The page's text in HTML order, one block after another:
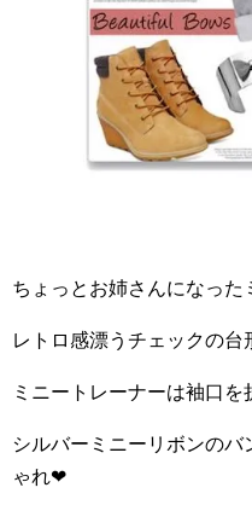
ちょっとお姉さんになった
レトロ感漂うチェックの台
ミニートレーナーは袖口を
シルバーミニーリボンの
ゃれ❤︎